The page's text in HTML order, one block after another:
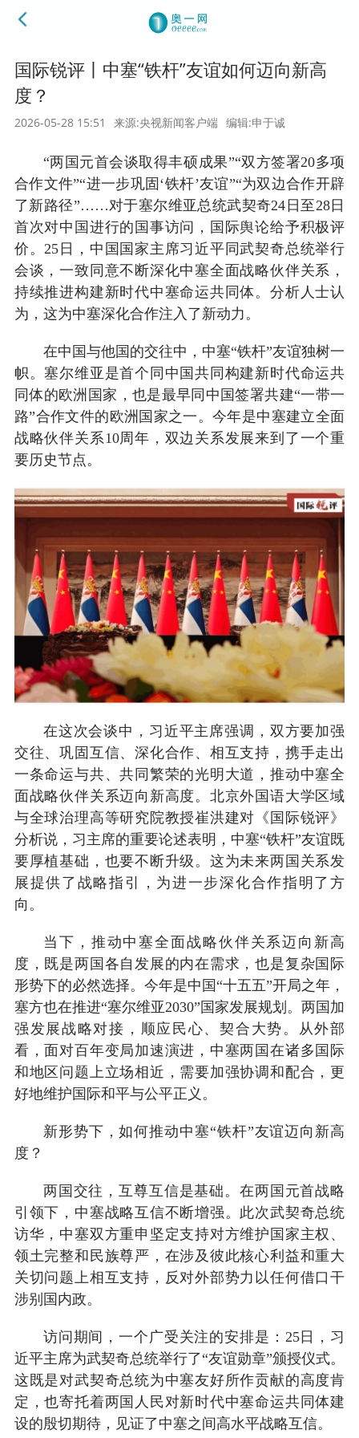
国际锐评丨中塞“铁杆”友谊如何迈向新高
度？
2026-05-28 15:51 来源:央视新闻客户端 编辑:申于诚
“两国元首会谈取得丰硕成果”“双方签署20多项
合作文件”“进一步巩固‘铁杆’友谊”“为双边合作开辟
了新路径”……对于塞尔维亚总统武契奇24日至28日
首次对中国进行的国事访问，国际舆论给予积极评
价。25日，中国国家主席习近平同武契奇总统举行
会谈，一致同意不断深化中塞全面战略伙伴关系，
持续推进构建新时代中塞命运共同体。分析人士认
为，这为中塞深化合作注入了新动力。
在中国与他国的交往中，中塞“铁杆”友谊独树一
帜。塞尔维亚是首个同中国共同构建新时代命运共
同体的欧洲国家，也是最早同中国签署共建“一带一
路”合作文件的欧洲国家之一。今年是中塞建立全面
战略伙伴关系10周年，双边关系发展来到了一个重
要历史节点。
在这次会谈中，习近平主席强调，双方要加强
交往、巩固互信、深化合作、相互支持，携手走出
一条命运与共、共同繁荣的光明大道，推动中塞全
面战略伙伴关系迈向新高度。北京外国语大学区域
与全球治理高等研究院教授崔洪建对《国际锐评》
分析说，习主席的重要论述表明，中塞“铁杆”友谊既
要厚植基础，也要不断升级。这为未来两国关系发
展提供了战略指引，为进一步深化合作指明了方
向。
当下，推动中塞全面战略伙伴关系迈向新高
度，既是两国各自发展的内在需求，也是复杂国际
形势下的必然选择。今年是中国“十五五”开局之年，
塞方也在推进“塞尔维亚2030”国家发展规划。两国加
强发展战略对接，顺应民心、契合大势。从外部
看，面对百年变局加速演进，中塞两国在诸多国际
和地区问题上立场相近，需要加强协调和配合，更
好地维护国际和平与公平正义。
新形势下，如何推动中塞“铁杆”友谊迈向新高
度？
两国交往，互尊互信是基础。在两国元首战略
引领下，中塞战略互信不断增强。此次武契奇总统
访华，中塞双方重申坚定支持对方维护国家主权、
领土完整和民族尊严，在涉及彼此核心利益和重大
关切问题上相互支持，反对外部势力以任何借口干
涉别国内政。
访问期间，一个广受关注的安排是：25日，习
近平主席为武契奇总统举行了“友谊勋章”颁授仪式。
这既是对武契奇总统为中塞友好所作贡献的高度肯
定，也寄托着两国人民对新时代中塞命运共同体建
设的殷切期待，见证了中塞之间高水平战略互信。